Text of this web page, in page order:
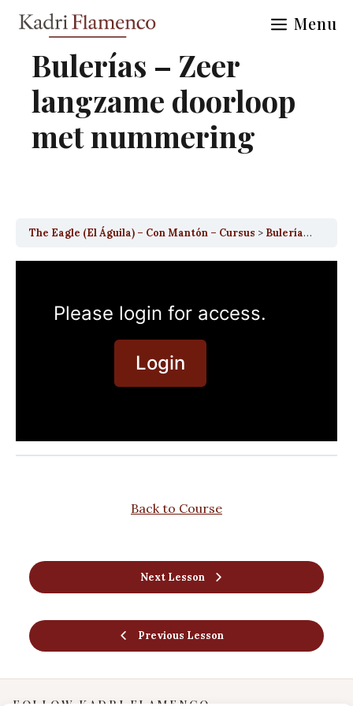
content
Menu
Bulerías – Zeer
langzame doorloop
met nummering
The Eagle (El Águila) – Con Mantón – Cursus Bulerías – Zeer langzame doorloop met nummering
Please login for access.
Login
Previous Lesson
Back to Course
Next Lesson